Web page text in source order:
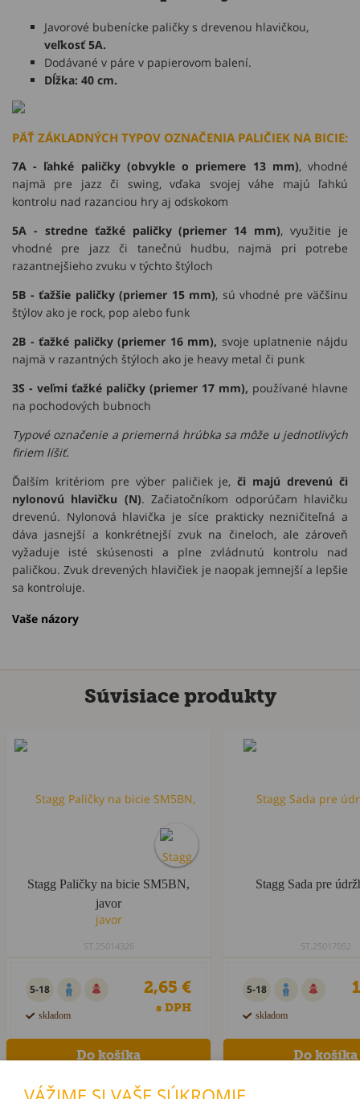
Javorové bubenícke paličky s drevenou hlavičkou,
veľkosť 5A.
Dodávané v páre v papierovom balení.
Dĺžka: 40 cm.
PÄŤ ZÁKLADNÝCH TYPOV OZNAČENIA PALIČIEK NA BICIE:
7A - ľahké paličky (obvykle o priemere 13 mm), vhodné
najmä pre jazz či swing, vďaka svojej váhe majú ľahkú
kontrolu nad razanciou hry aj odskokom
5A - stredne ťažké paličky (priemer 14 mm), využitie je
vhodné pre jazz či tanečnú hudbu, najmä pri potrebe
razantnejšieho zvuku v týchto štýloch
5B - ťažšie paličky (priemer 15 mm), sú vhodné pre väčšinu
štýlov ako je rock, pop alebo funk
2B - ťažké paličky (priemer 16 mm), svoje uplatnenie nájdu
najmä v razantných štýloch ako je heavy metal či punk
3S - veľmi ťažké paličky (priemer 17 mm), používané hlavne
na pochodových bubnoch
Typové označenie a priemerná hrúbka sa môže u jednotlivých
firiem líšiť.
Ďalším kritériom pre výber paličiek je,či majú drevenú či
nylonovú hlavičku (N). Začiatočníkom odporúčam hlavičku
drevenú. Nylonová hlavička je síce prakticky nezničiteľná a
dáva jasnejší a konkrétnejší zvuk na čineloch, ale zároveň
vyžaduje isté skúsenosti a plne zvládnutú kontrolu nad
paličkou. Zvuk drevených hlavičiek je naopak jemnejší a lepšie
sa kontroluje.
Vaše názory
Súvisiace produkty
Stagg Paličky na bicie SM5BN,
javor
ST.25014326
5-18
skladom
2,65 €
s DPH
Stagg Sada pre
ST.25017052
5-18
skladom